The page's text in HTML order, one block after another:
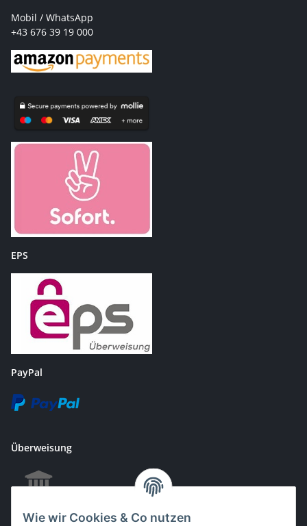
Wie wir Cookies & Co nutzen
Mobil / WhatsApp
+43 676 39 19 000
EPS
PayPal
Überweisung
EC & Kreditkartenzahlung bei Abholung